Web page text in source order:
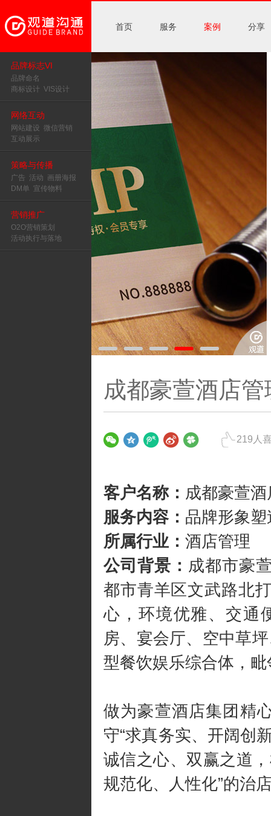
首页 服务 案例 分享
品牌标志VI
品牌命名
商标设计 VIS设计
网络互动
网站建设 微信营销
互动展示
策略与传播
广告 活动 画册海报
DM单 宣传物料
营销推广
O2O营销策划
活动执行与落地
成都豪萱酒店
219 人
客户名称： 成都豪萱
服务内容： 品牌形象
所属行业： 酒店管理
公司背景： 成都市豪
都市青羊区文武路北
心，环境优雅、交通
房、宴会厅、空中草
型餐饮娱乐综合体，
做为豪萱酒店集团精
守“求真务实、开阔创
诚信之心、双赢之道
规范化、人性化”的治